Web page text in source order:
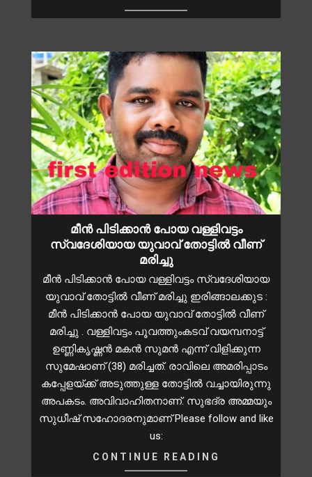
മീൻ പിടിക്കാൻ പോയ വള്ളിവട്ടം
സ്വദേശിയായ യുവാവ് തോട്ടിൽ വീണ്
മരിച്ചു
മീൻ പിടിക്കാൻ പോയ വള്ളിവട്ടം സ്വദേശിയായ
യുവാവ് തോട്ടിൽ വീണ് മരിച്ചു ഇരിങ്ങാലക്കുട :
മീൻ പിടിക്കാൻ പോയ യുവാവ് തോട്ടിൽ വീണ്
മരിച്ചു . വള്ളിവട്ടം പൂവത്തുംകടവ് വയമ്പനാട്ട്
ഉണ്ണികൃഷ്ണൻ മകൻ സുമൻ എന്ന് വിളിക്കുന്ന
സുമേഷാണ് (38) മരിച്ചത്. രാവിലെ അമരിപ്പാടം
കപ്പേളയ്ക്ക് അടുത്തുള്ള തോട്ടിൽ വച്ചായിരുന്നു
അപകടം. അവിവാഹിതനാണ്. സുഭദ്ര അമ്മയും
സുധീഷ് സഹോദരനുമാണ് Please follow and like
us:
CONTINUE READING